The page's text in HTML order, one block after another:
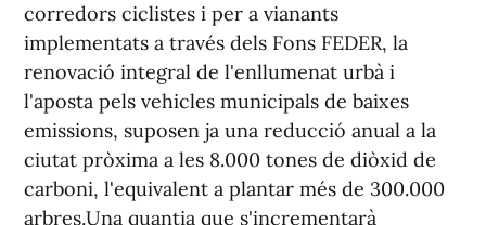
corredors ciclistes i per a vianants
implementats a través dels Fons FEDER, la
renovació integral de l'enllumenat urbà i
l'aposta pels vehicles municipals de baixes
emissions, suposen ja una reducció anual a la
ciutat pròxima a les 8.000 tones de diòxid de
carboni, l'equivalent a plantar més de 300.000
arbres.Una quantia que s'incrementarà